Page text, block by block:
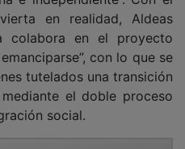
en realidad, Aldeas
colabora en el proyecto
con lo que se
tutelados una transición
el doble proceso
social.